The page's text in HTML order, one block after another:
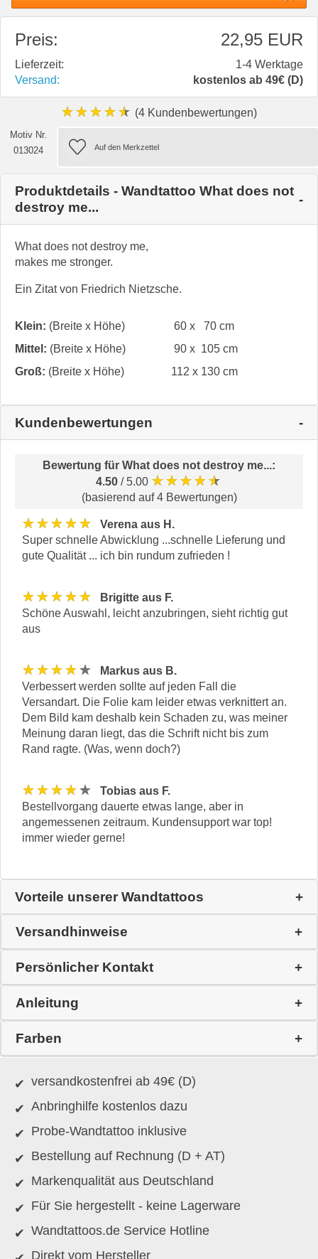
Preis: 22,95 EUR
Lieferzeit:
1-4 Werktage
Versand:
kostenlos ab 49€ (D)
★★★★★ (4 Kundenbewertungen)
Motiv Nr.
013024
Produktdetails - Wandtattoo What does not
destroy me...
What does not destroy me,
makes me stronger.
Ein Zitat von Friedrich Nietzsche.
Klein: (Breite x Höhe)
60 x 70 cm
Mittel: (Breite x Höhe)
90 x 105 cm
Groß: (Breite x Höhe) 112 x 130 cm
Kundenbewertungen
Bewertung für What does not destroy me...:
4.50 / 5.00 ★★★★★
(basierend auf 4 Bewertungen)
★★★★★
Verena aus H.
Super schnelle Abwicklung ...schnelle Lieferung und
gute Qualität ... ich bin rundum zufrieden !
★★★★★
Brigitte aus F.
Schöne Auswahl, leicht anzubringen, sieht richtig gut
aus
★★★★★
Markus aus B.
Verbessert werden sollte auf jeden Fall die
Versandart. Die Folie kam leider etwas verknittert an.
Dem Bild kam deshalb kein Schaden zu, was meiner
Meinung daran liegt, das die Schrift nicht bis zum
Rand ragte. (Was, wenn doch?)
★★★★★
Tobias aus F.
Bestellvorgang dauerte etwas lange, aber in
angemessenen zeitraum. Kundensupport war top!
immer wieder gerne!
Vorteile unserer Wandtattoos
Versandhinweise
Persönlicher Kontakt
Anleitung
Farben
versandkostenfrei ab 49€ (D)
Anbringhilfe kostenlos dazu
Probe-Wandtattoo inklusive
Bestellung auf Rechnung (D + AT)
Markenqualität aus Deutschland
Für Sie hergestellt - keine Lagerware
Wandtattoos.de Service Hotline
Direkt vom Hersteller